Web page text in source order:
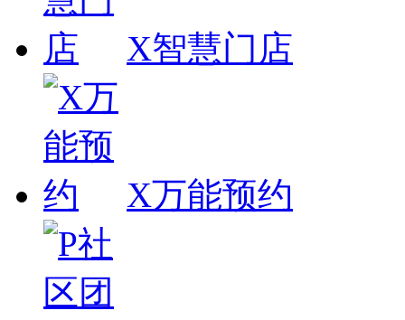
X智慧门店
X万能预约